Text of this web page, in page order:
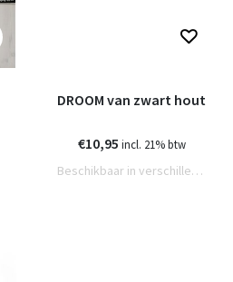
DROOM van zwart hout
€10,95 incl. 21% btw
Beschikbaar in verschillende varianten